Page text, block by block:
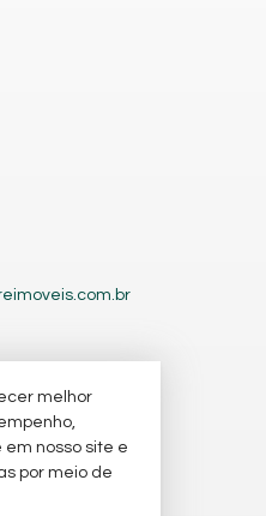
melhor
nosso site e
por meio de